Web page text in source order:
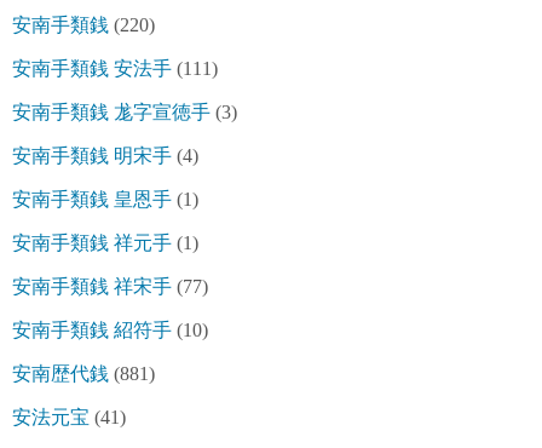
安南手類銭 (220)
安南手類銭 安法手 (111)
安南手類銭 尨字宣徳手 (3)
安南手類銭 明宋手 (4)
安南手類銭 皇恩手 (1)
安南手類銭 祥元手 (1)
安南手類銭 祥宋手 (77)
安南手類銭 紹符手 (10)
安南歴代銭 (881)
安法元宝 (41)